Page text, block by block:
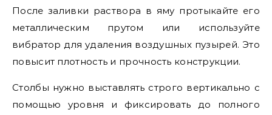
После заливки раствора в яму протыкайте его
металлическим прутом или используйте
вибратор для удаления воздушных пузырей. Это
повысит плотность и прочность конструкции.
Столбы нужно выставлять строго вертикально с
помощью уровня и фиксировать до полного